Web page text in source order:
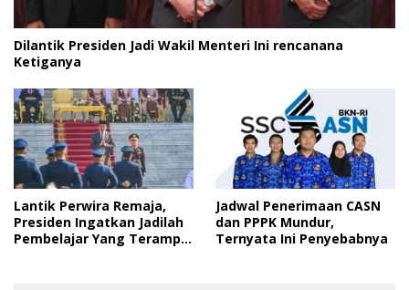
Dilantik Presiden Jadi Wakil Menteri Ini rencanana
Ketiganya
Lantik Perwira Remaja,
Presiden Ingatkan Jadilah
Pembelajar Yang Terampil
Jadwal Penerimaan CASN
dan PPPK Mundur,
Ternyata Ini Penyebabnya